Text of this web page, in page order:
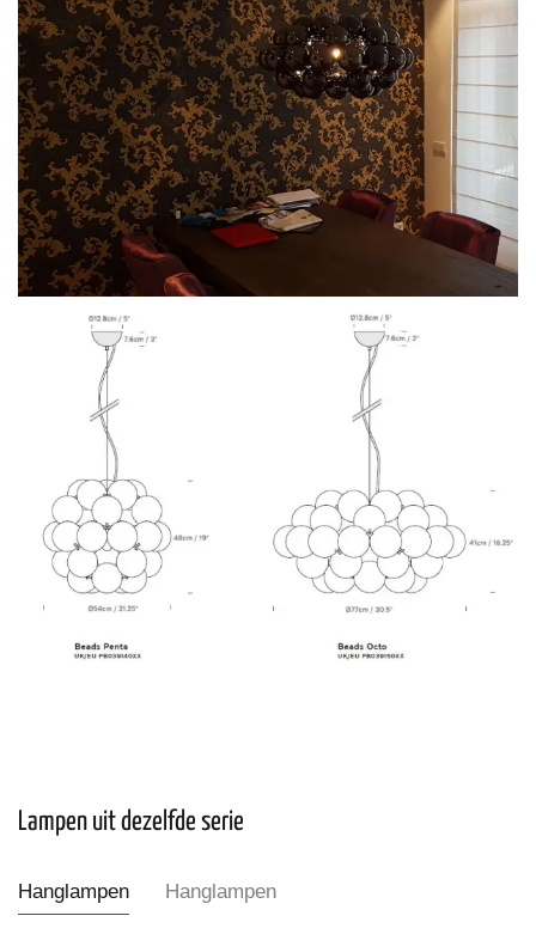
Lampen uit dezelfde serie
Hanglampen Hanglampen